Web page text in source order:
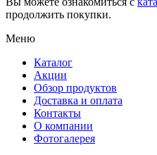
продолжить покупки.
Меню
Каталог
Акции
Обзор продуктов
Доставка и оплата
Контакты
О компании
Фотогалерея